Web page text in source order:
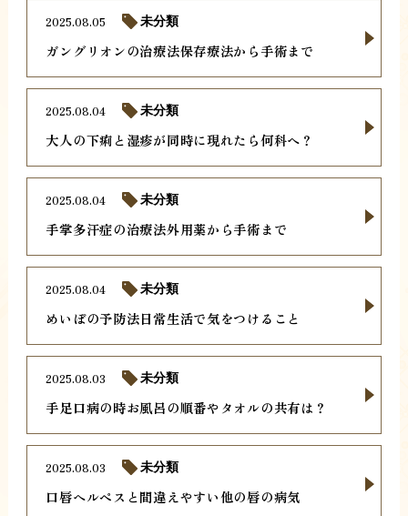
ガングリオンの治療法保存療法から手術まで
2025.08.05 未分類
大人の下痢と湿疹が同時に現れたら何科へ？
2025.08.04 未分類
手掌多汗症の治療法外用薬から手術まで
2025.08.04 未分類
めいぼの予防法日常生活で気をつけること
2025.08.04 未分類
手足口病の時お風呂の順番やタオルの共有は？
2025.08.03 未分類
口唇ヘルペスと間違えやすい他の唇の病気
2025.08.03 未分類